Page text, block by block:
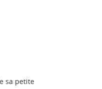
sa petite